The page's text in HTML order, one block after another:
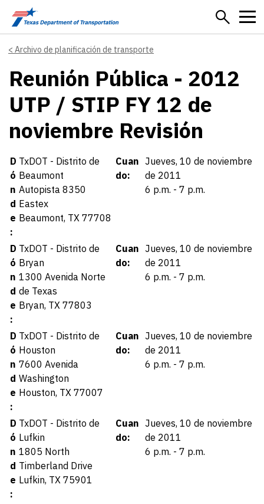
Skip to main content
Archivo de planificación de transporte
Reunión Pública - 2012
UTP / STIP FY 12 de
noviembre Revisión
Details
D
ó
n
d
e
:
TxDOT - Distrito de
Beaumont
Autopista 8350
Eastex
Beaumont, TX 77708
Cuan
do:
Jueves, 10 de noviembre
de 2011
6 p.m. - 7 p.m.
D
ó
n
d
e
:
TxDOT - Distrito de
Bryan
1300 Avenida Norte
de Texas
Bryan, TX 77803
Cuan
do:
Jueves, 10 de noviembre
de 2011
6 p.m. - 7 p.m.
D
ó
n
d
e
:
TxDOT - Distrito de
Houston
7600 Avenida
Washington
Houston, TX 77007
Cuan
do:
Jueves, 10 de noviembre
de 2011
6 p.m. - 7 p.m.
D
ó
n
d
e
:
TxDOT - Distrito de
Lufkin
1805 North
Timberland Drive
Lufkin, TX 75901
Cuan
do:
Jueves, 10 de noviembre
de 2011
6 p.m. - 7 p.m.